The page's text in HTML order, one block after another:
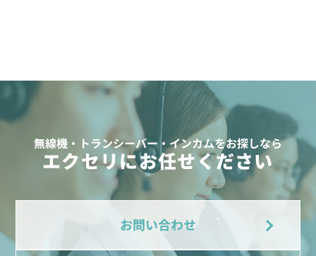
無線機・トランシーバー・インカムをお探しなら
エクセリにお任せください
お問い合わせ